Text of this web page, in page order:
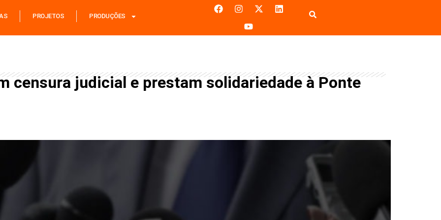
PROJETOS PRODUÇÕES
censura judicial e prestam solidariedade à Ponte